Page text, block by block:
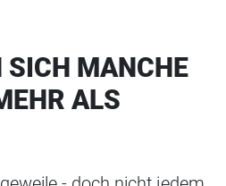
SICH MANCHE
ALS